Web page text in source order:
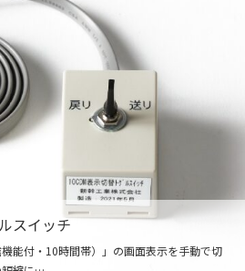
スイッチ
機能付・10時間帯）」の画面表示を手動で切